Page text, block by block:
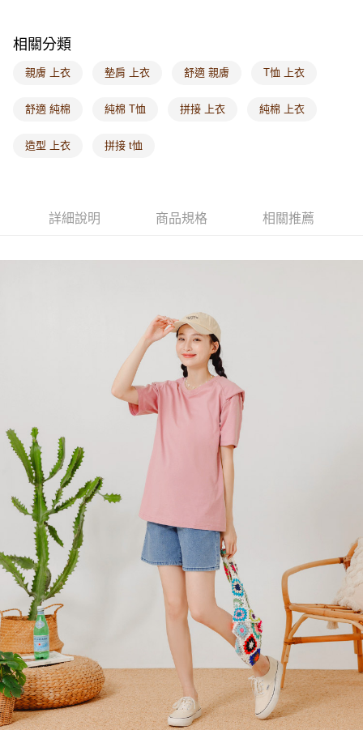
每筆NT$60，滿NT$1,000(含以上)免運費
海外配送-港/澳/新/馬/泰國專屬
海外配送-其他亞洲地區
相關分類
親膚 上衣 墊肩 上衣 舒適 親膚 T恤 上衣
舒適 純棉 純棉 T恤 拼接 上衣 純棉 上衣
造型 上衣 拼接 t恤
詳細說明 商品規格 相關推薦